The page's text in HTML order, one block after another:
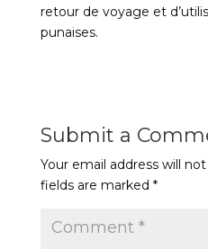
retour de voyage et
punaises.
Submit a
Your email address will
fields are marked *